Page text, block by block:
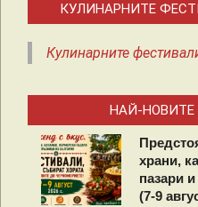
КУЛИНАРНИТЕ
Кулинарните
НАЙ-
храни,
пазари
(7-9